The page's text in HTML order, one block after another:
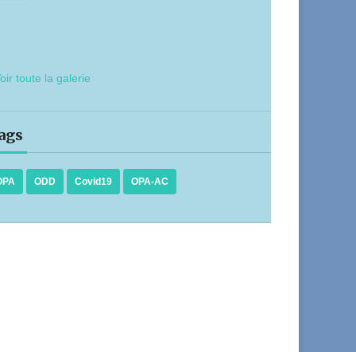
toute la galerie
ODD Covid19 OPA-AC